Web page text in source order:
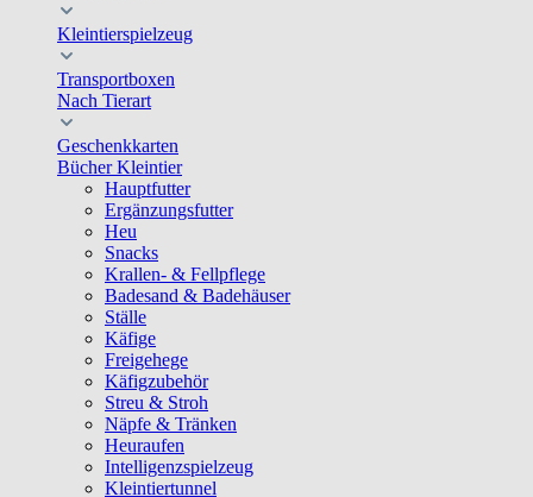
Kleintierspielzeug
Transportboxen
Nach Tierart
Geschenkkarten
Bücher Kleintier
Hauptfutter
Ergänzungsfutter
Heu
Snacks
Krallen- & Fellpflege
Badesand & Badehäuser
Ställe
Käfige
Freigehege
Käfigzubehör
Streu & Stroh
Näpfe & Tränken
Heuraufen
Intelligenzspielzeug
Kleintiertunnel